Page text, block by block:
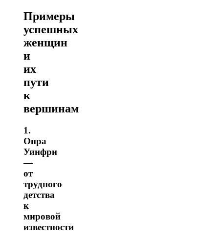
Примеры
успешных
женщин
и
их
пути
к
вершинам
1.
Опра
Уинфри
—
от
трудного
детства
к
мировой
известности